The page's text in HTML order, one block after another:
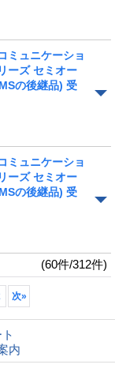
ミュニケーショ
ーズ セミオー
の後継品) 受
ミュニケーショ
ーズ セミオー
の後継品) 受
(60件/312件)
次»
内